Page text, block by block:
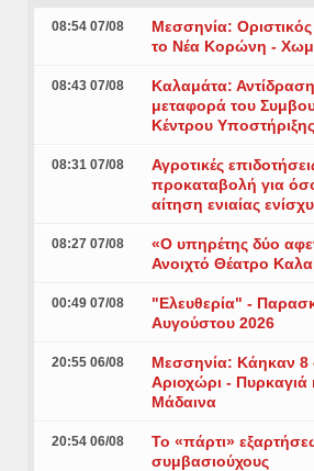
08:54 07/08
Μεσσηνία:
το Νέα Κορώνη -
08:43 07/08
Καλαμάτα: Αντίδραση
μεταφορά του
Κέντρου Υποστήριξης
08:31 07/08
Αγροτικές
προκαταβολή για
αίτηση ενιαίας
08:27 07/08
«Ο υπηρέτης δύο
Ανοιχτό Θέατρο
00:49 07/08
"Ελευθερία" -
Αυγούστου 2026
20:55 06/08
Μεσσηνία: Κάηκαν 8
Αριοχώρι - Πυρκαγιά
Μάδαινα
20:54 06/08
Το «πάρτι»
συμβασιούχους